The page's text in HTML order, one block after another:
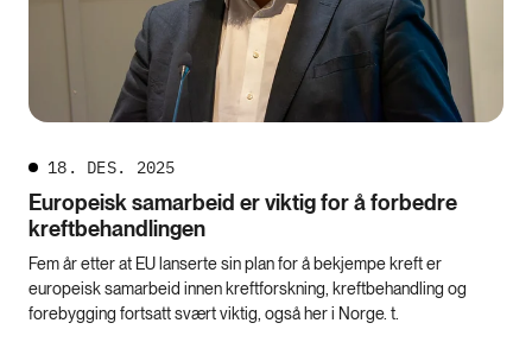
18. DES. 2025
Europeisk samarbeid er viktig for å forbedre
kreftbehandlingen
Fem år etter at EU lanserte sin plan for å bekjempe kreft er
europeisk samarbeid innen kreftforskning, kreftbehandling og
forebygging fortsatt svært viktig, også her i Norge. t.